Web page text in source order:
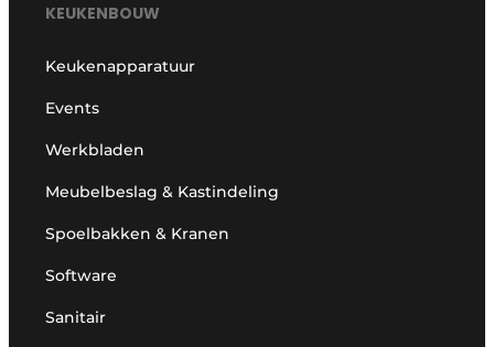
KEUKENBOUW
Keukenapparatuur
Events
Werkbladen
Meubelbeslag & Kastindeling
Spoelbakken & Kranen
Software
Sanitair